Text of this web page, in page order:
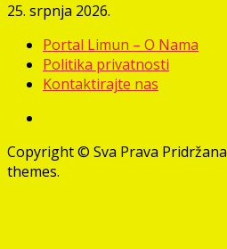
25. srpnja 2026.
Portal Limun – O Nama
Politika privatnosti
Kontaktirajte nas
Copyright © Sva Prava Pridržana
themes.